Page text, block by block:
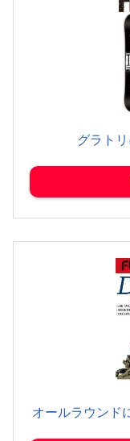
グラト
オールラウンド